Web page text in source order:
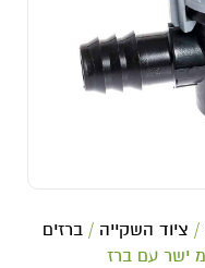
/ ציוד השקייה / ברזים
STINK SACK SECURE
BAG BLACK 3.5g
₪4.00